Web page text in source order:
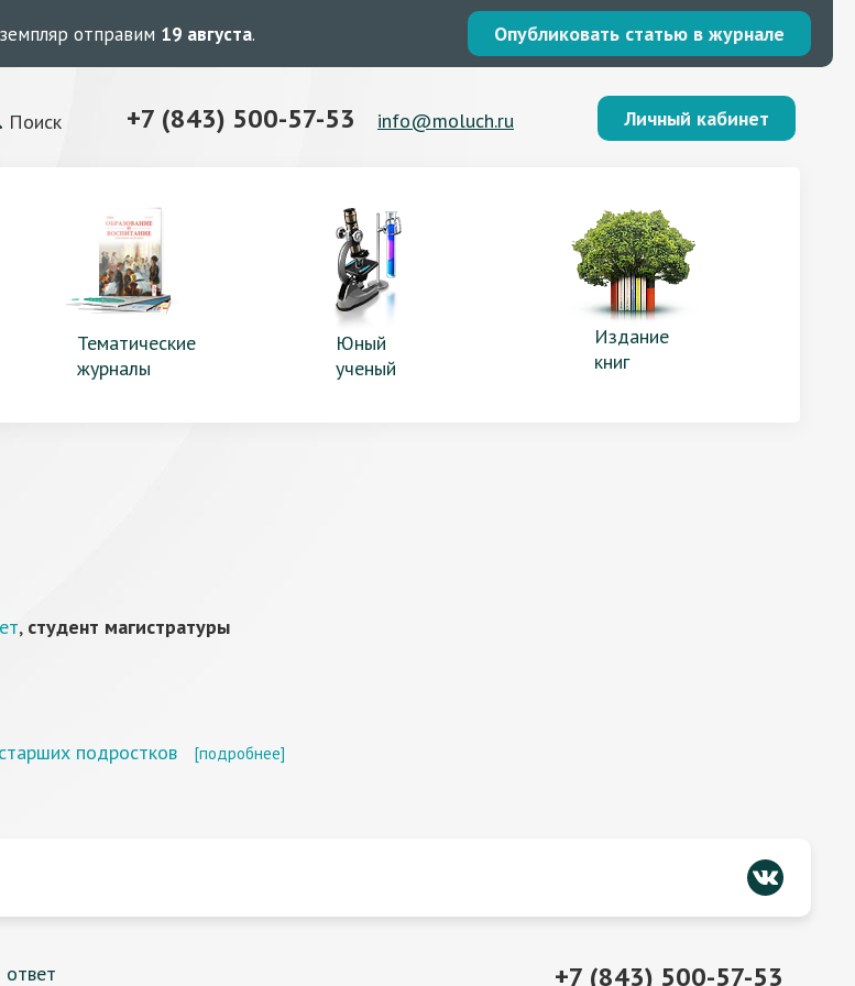
отправим 19 августа. Опубликовать статью в журнале
Поиск +7 (843) 500-57-53 info@moluch.ru Личный кабинет
Тематические
журналы
Юный
ученый
Издание
книг
, студент магистратуры
подростков [подробнее]
+7 (843) 500-57-53